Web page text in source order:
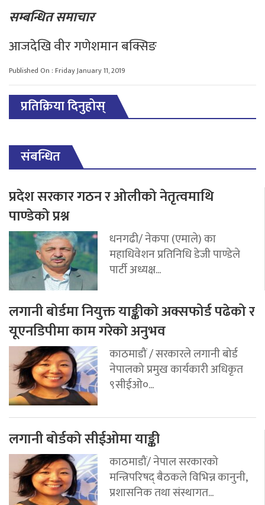
सम्बन्धित समाचार
आजदेखि वीर गणेशमान बक्सिङ
Published On : Friday January 11, 2019
प्रतिक्रिया दिनुहोस्
संबन्धित
प्रदेश सरकार गठन र ओलीको नेतृत्वमाथि
पाण्डेको प्रश्न
धनगढी/ नेकपा (एमाले) का
महाधिवेशन प्रतिनिधि डेजी पाण्डेले
पार्टी अध्यक्ष...
लगानी बोर्डमा नियुक्त याङ्कीको अक्सफोर्ड पढेको र
यूएनडिपीमा काम गरेको अनुभव
काठमाडौं / सरकारले लगानी बोर्ड
नेपालको प्रमुख कार्यकारी अधिकृत
९सीईओ०...
लगानी बोर्डको सीईओमा याङ्की
काठमाडौं/ नेपाल सरकारको
मन्त्रिपरिषद् बैठकले विभिन्न कानुनी,
प्रशासनिक तथा संस्थागत...